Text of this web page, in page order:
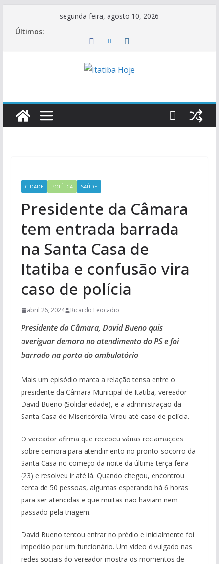
para
segunda-feira, agosto 10, 2026
Últimos:
CIDADE POLÍTICA SAÚDE
Presidente da Câmara
tem entrada barrada
na Santa Casa de
Itatiba e confusão vira
caso de polícia
abril 26, 2024 Ricardo Leocadio
Presidente da Câmara, David Bueno quis
averiguar demora no atendimento do PS e foi
barrado na porta do ambulatório
Mais um episódio marca a relação tensa entre o
presidente da Câmara Municipal de Itatiba, vereador
David Bueno (Solidariedade), e a administração da
Santa Casa de Misericórdia. Virou até caso de polícia.
O vereador afirma que recebeu várias reclamações
sobre demora para atendimento no pronto-socorro da
Santa Casa no começo da noite da última terça-feira
(23) e resolveu ir até lá. Quando chegou, encontrou
cerca de 50 pessoas, algumas esperando há 6 horas
para ser atendidas e que muitas não haviam nem
passado pela triagem.
David Bueno tentou entrar no prédio e inicialmente foi
impedido por um funcionário. Um vídeo divulgado nas
redes sociais do vereador mostra os momentos de